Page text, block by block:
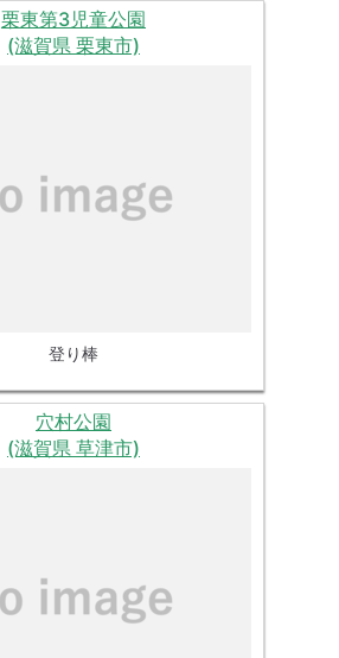
栗東第3児童公園
(滋賀県 栗東市)
登り棒
穴村公園
(滋賀県 草津市)